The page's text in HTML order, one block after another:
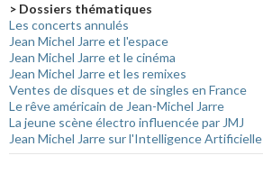
> Dossiers thématiques
Les concerts annulés
Jean Michel Jarre et l'espace
Jean Michel Jarre et le cinéma
Jean Michel Jarre et les remixes
Ventes de disques et de singles en France
Le rêve américain de Jean-Michel Jarre
La jeune scène électro influencée par JMJ
Jean Michel Jarre sur l'Intelligence Artificielle